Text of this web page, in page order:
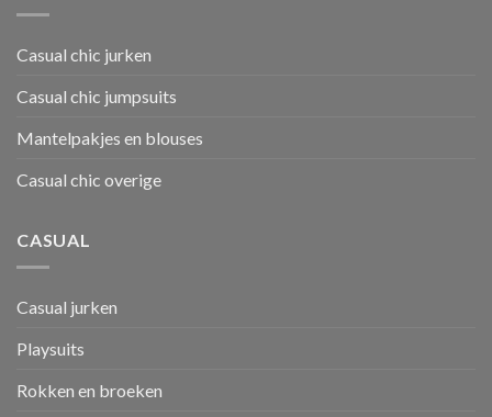
Casual chic jurken
Casual chic jumpsuits
Mantelpakjes en blouses
Casual chic overige
CASUAL
Casual jurken
Playsuits
Rokken en broeken